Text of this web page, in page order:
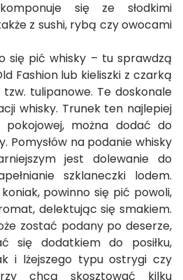
się ze słodkimi
z sushi, rybą czy owocami
się pić whisky – tu sprawdzą
Fashion lub kieliszki z czarką
tulipanowe. Te doskonale
whisky. Trunek ten najlepiej
można dodać do
Pomysłów na podanie whisky
jest dolewanie do
szklaneczki lodem.
powinno się pić powoli,
delektując się smakiem.
zostać podany po deserze,
się dodatkiem do posiłku,
i lżejszego typu ostrygi czy
chcą skosztować kilku